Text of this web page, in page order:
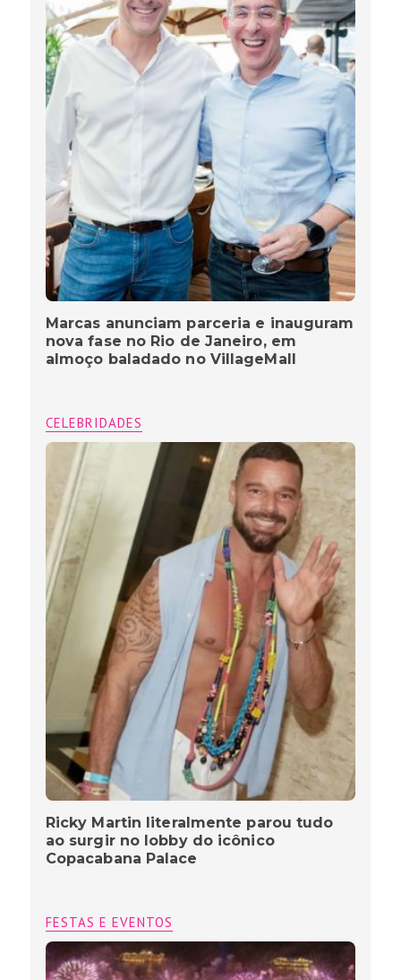
Marcas anunciam parceria e inauguram
nova fase no Rio de Janeiro, em
almoço baladado no VillageMall
CELEBRIDADES
Ricky Martin literalmente parou tudo
ao surgir no lobby do icônico
Copacabana Palace
FESTAS E EVENTOS